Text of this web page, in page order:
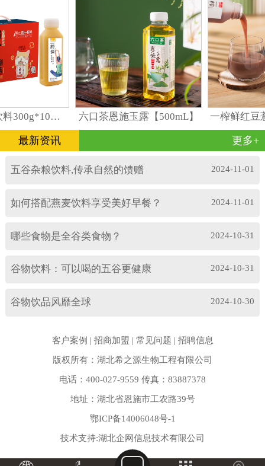
一榨鲜谷物饮料300g*10瓶礼盒装 六口茶恩施玉露【500mL】 一榨鲜红豆
最新资讯 更多+
2024-11-01
五谷杂粮饮料,传承自然的馈赠
2024-11-01
如何搭配燕麦饮料享受美好早餐？
2024-10-31
哪些食物是全谷类食物？
2024-10-31
谷物饮料：可以喝的五谷更健康
2024-10-30
谷物饮品风靡全球
客户案例 | 招商加盟 | 常见问题 | 招聘信息
版权所有：湖北希之源生物工程有限公司
电话：400-027-9559 传真：83887378
地址：湖北省恩施市工农路39号
鄂ICP备14006048号-1
技术支持:湖北企网信息技术有限公司